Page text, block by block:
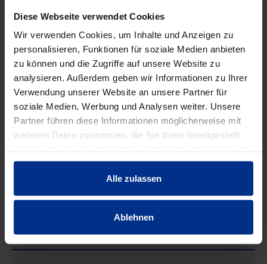
Diese Webseite verwendet Cookies
Wir verwenden Cookies, um Inhalte und Anzeigen zu
personalisieren, Funktionen für soziale Medien anbieten
zu können und die Zugriffe auf unsere Website zu
analysieren. Außerdem geben wir Informationen zu Ihrer
Verwendung unserer Website an unsere Partner für
soziale Medien, Werbung und Analysen weiter. Unsere
Partner führen diese Informationen möglicherweise mit
weiteren Daten zusammen, die Sie ihnen bereitgestellt
gesammelt haben.
Alle zulassen
Ablehnen
Stützh.m.Keil
110x6,3,SDR17-17,6